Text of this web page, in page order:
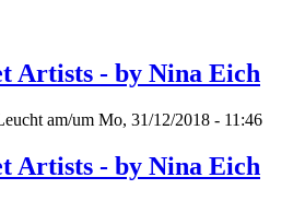
Artists - by Nina Eich
am/um Mo, 31/12/2018 - 11:46
Artists - by Nina Eich